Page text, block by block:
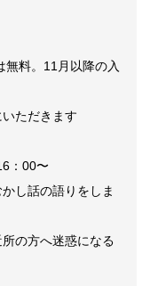
料。 11月以降の入
ただきます
：00〜
し話の語りをしま
の方へ迷惑になる